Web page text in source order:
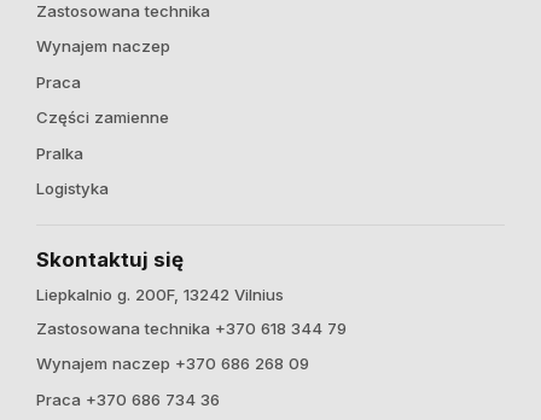
Zastosowana technika
Wynajem naczep
Praca
Części zamienne
Pralka
Logistyka
Skontaktuj się
Liepkalnio g. 200F, 13242 Vilnius
Zastosowana technika +370 618 344 79
Wynajem naczep +370 686 268 09
Praca +370 686 734 36